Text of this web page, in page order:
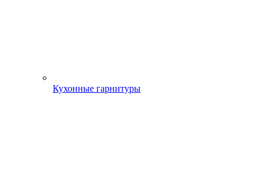
Кухонные гарнитуры